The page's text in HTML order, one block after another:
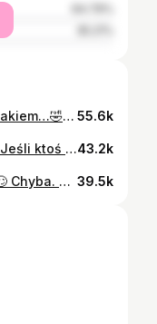
Uczę się Polskiego z moim chłopakiem…🤣 #polska #poland #polish #vietnamesegirl 55.6k
Rodzinny przepis na sajgonki ✨ Jeśli ktoś chce spróbować zrobić w domu, to oto składniki: • papier ryżowy (taki do smażenia) • 1 marchewka • 1 cebula • ok. 400 g mielonej wieprzowiny • grzyby mun (moczone wcześniej) • grzyby shiitake (opcjonalnie) • 1 jajko • cienki makaron sojowy • smażę na smalcu Mała wskazówka 🥢 Papier ryżowy ma różną grubość, więc ilość wody trzeba dopasować do rodzaju. Kiedy stanie się miękki i elastyczny (nie łamie się już), dopiero wtedy można zawijać. Smażyć do momentu, aż będą złociste i chrupiące ✨ Smacznego 😋 #wietnamskakuchnia #sajgonki #joneswpolsce #polska43.2k
Po wietnamsku też jestem miła 🙄 Chyba. Moja osobowość w moim języku vs po polsku 🇻🇳🇵🇱 #polska #wietnam 39.5k